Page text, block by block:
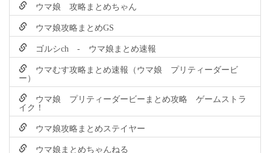
ウマ娘 攻略まとめちゃん
ウマ娘攻略まとめGS
ゴルシch - ウマ娘まとめ速報
ウマむす攻略まとめ速報（ウマ娘 プリティーダービ
ー）
ウマ娘 プリティーダービーまとめ攻略 ゲームストラ
イク！
ウマ娘攻略まとめステイヤー
ウマ娘まとめちゃんねる